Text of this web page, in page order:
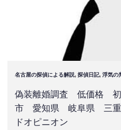
名古屋の探偵による解説, 探偵日記, 浮気の
偽装離婚調査 低価格
市 愛知県 岐阜県 三
ドオピニオン